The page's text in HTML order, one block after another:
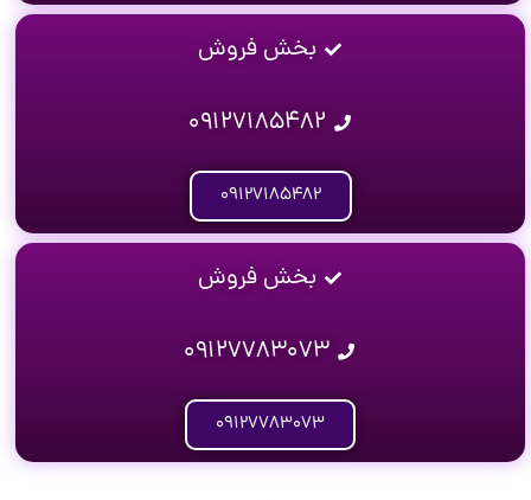
بخش فروش
۰۹۱۲۷۱۸۵۴۸۲
۰۹۱۲۷۱۸۵۴۸۲
بخش فروش
۰۹۱۲۷۷۸۳۰۷۳
۰۹۱۲۷۷۸۳۰۷۳